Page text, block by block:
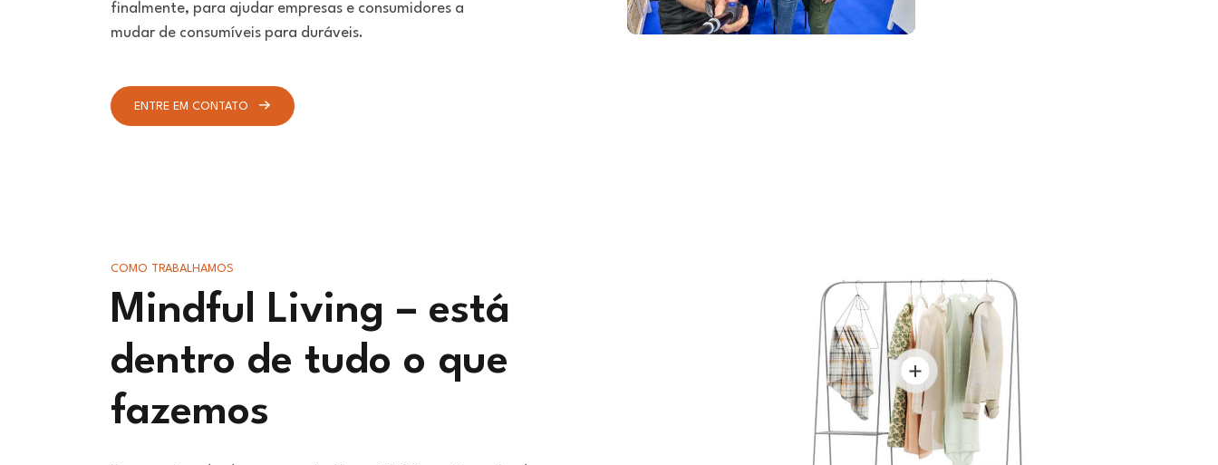
finalmente, para ajudar empresas e consumidores a
mudar de consumíveis para duráveis.
ENTRE EM CONTATO
COMO TRABALHAMOS
Mindful Living – está
dentro de tudo o que
fazemos